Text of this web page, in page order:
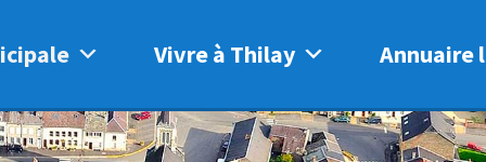
Vivre à Thilay Annuaire